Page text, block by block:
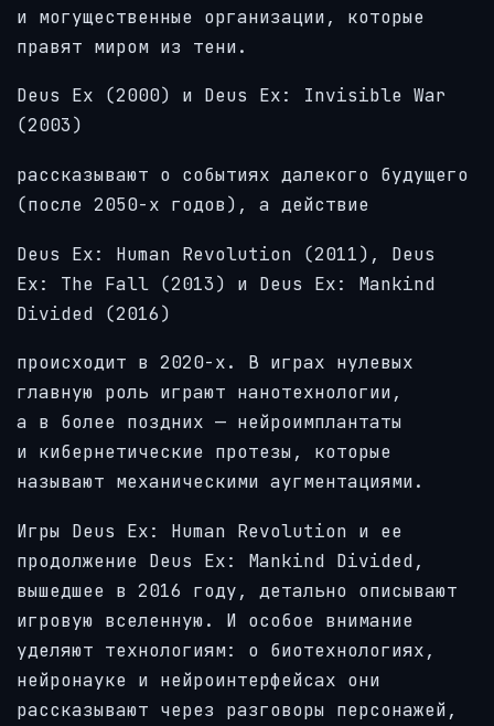
и могущественные организации, которые
правят миром из тени.
Deus Ex (2000) и Deus Ex: Invisible War
(2003)
рассказывают о событиях далекого будущего
(после 2050-х годов), а действие
Deus Ex: Human Revolution (2011), Deus
Ex: The Fall (2013) и Deus Ex: Mankind
Divided (2016)
происходит в 2020-х. В играх нулевых
главную роль играют нанотехнологии,
а в более поздних — нейроимплантаты
и кибернетические протезы, которые
называют механическими аугментациями.
Игры Deus Ex: Human Revolution и ее
продолжение Deus Ex: Mankind Divided,
вышедшее в 2016 году, детально описывают
игровую вселенную. И особое внимание
уделяют технологиям: о биотехнологиях,
нейронауке и нейроинтерфейсах они
рассказывают через разговоры персонажей,